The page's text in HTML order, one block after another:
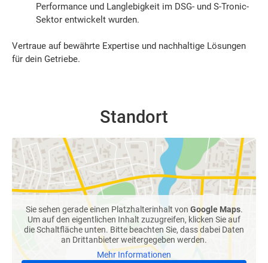
Performance und Langlebigkeit im DSG- und S-Tronic-
Sektor entwickelt wurden.
Vertraue auf bewährte Expertise und nachhaltige Lösungen
für dein Getriebe.
Standort
Sie sehen gerade einen Platzhalterinhalt von Google Maps.
Um auf den eigentlichen Inhalt zuzugreifen, klicken Sie auf
die Schaltfläche unten. Bitte beachten Sie, dass dabei Daten
an Drittanbieter weitergegeben werden.
Mehr Informationen